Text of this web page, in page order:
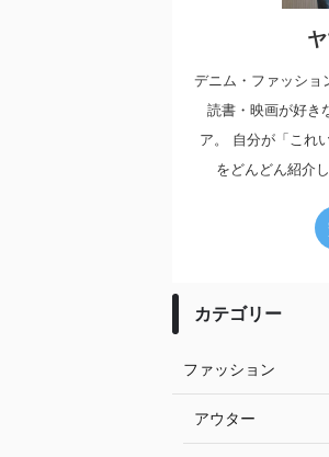
デニム・ファッショ
読書・映画が好き
ア。 自分が「これ
をどんどん紹介
カテゴリー
ファッション
アウター